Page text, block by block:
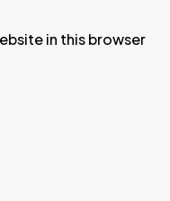
in this browser